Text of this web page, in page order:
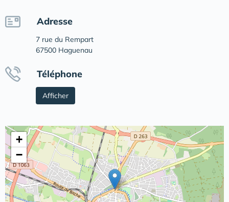
Adresse
7 rue du Rempart
67500 Haguenau
Téléphone
Afficher
+
−